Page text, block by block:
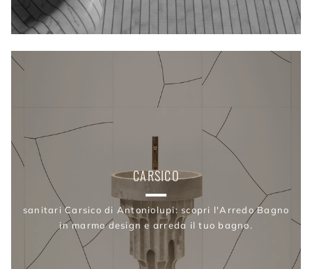
CARSICO
sanitari Carsico di Antoniolupi: scopri l'Arredo Bagno
in marmo design e arreda il tuo bagno.